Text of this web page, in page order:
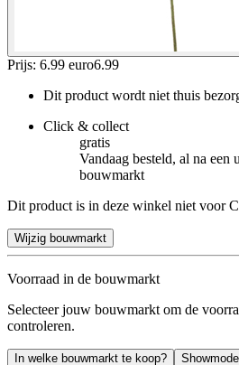
Prijs: 6.99 euro6.99
Dit product wordt niet thuis
Click & collect
gratis
Vandaag besteld, al na
bouwmarkt
Dit product is in deze winkel niet voor
Wijzig bouwmarkt
Voorraad in de bouwmarkt
Selecteer jouw bouwmarkt om de
controleren.
In welke bouwmarkt te koop?